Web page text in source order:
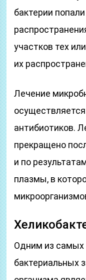
бактерии
участков тех
их
Лечение
антибиотиков.
прекращено
и по
плазмы, в
Одним из самых
бактериальных